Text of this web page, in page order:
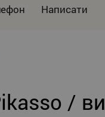
Написати
/